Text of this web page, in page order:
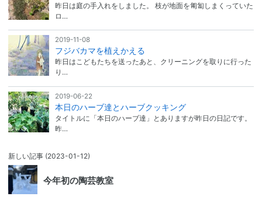
昨日は庭の手入れをしました。 枝が地面を匍匐しまくっていた
ロ…
2019-11-08
フジバカマを植えかえる
昨日はこどもたちを送ったあと、クリーニングを取りに行った
り…
2019-06-22
本日のハーブ達とハーブクッキング
タイトルに「本日のハーブ達」とありますが昨日の日記です。
昨…
新しい記事 (2023-01-12)
今年初の陶芸教室